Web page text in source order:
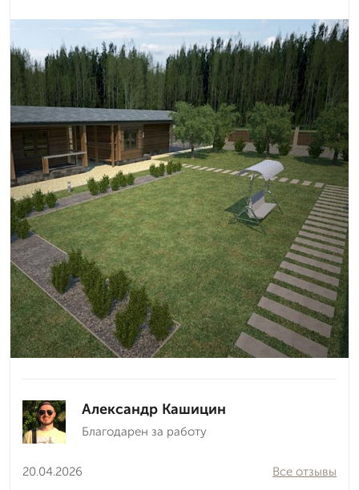
Александр Кашицин
Благодарен за работу
20.04.2026
Все отзывы